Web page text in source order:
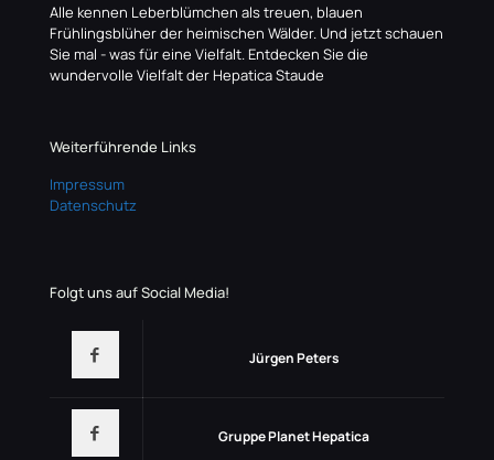
Alle kennen Leberblümchen als treuen, blauen
Frühlingsblüher der heimischen Wälder. Und jetzt schauen
Sie mal - was für eine Vielfalt. Entdecken Sie die
wundervolle Vielfalt der Hepatica Staude
Weiterführende Links
Impressum
Datenschutz
Folgt uns auf Social Media!
Jürgen Peters
Gruppe Planet Hepatica